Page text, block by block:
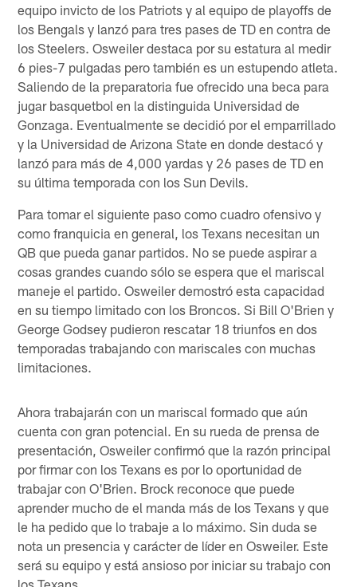
equipo invicto de los Patriots y al equipo de playoffs de
los Bengals y lanzó para tres pases de TD en contra de
los Steelers. Osweiler destaca por su estatura al medir
6 pies-7 pulgadas pero también es un estupendo atleta.
Saliendo de la preparatoria fue ofrecido una beca para
jugar basquetbol en la distinguida Universidad de
Gonzaga. Eventualmente se decidió por el emparrillado
y la Universidad de Arizona State en donde destacó y
lanzó para más de 4,000 yardas y 26 pases de TD en
su última temporada con los Sun Devils.
Para tomar el siguiente paso como cuadro ofensivo y
como franquicia en general, los Texans necesitan un
QB que pueda ganar partidos. No se puede aspirar a
cosas grandes cuando sólo se espera que el mariscal
maneje el partido. Osweiler demostró esta capacidad
en su tiempo limitado con los Broncos. Si Bill O'Brien y
George Godsey pudieron rescatar 18 triunfos en dos
temporadas trabajando con mariscales con muchas
limitaciones.
Ahora trabajarán con un mariscal formado que aún
cuenta con gran potencial. En su rueda de prensa de
presentación, Osweiler confirmó que la razón principal
por firmar con los Texans es por lo oportunidad de
trabajar con O'Brien. Brock reconoce que puede
aprender mucho de el manda más de los Texans y que
le ha pedido que lo trabaje a lo máximo. Sin duda se
nota un presencia y carácter de líder en Osweiler. Este
será su equipo y está ansioso por iniciar su trabajo con
los Texans.